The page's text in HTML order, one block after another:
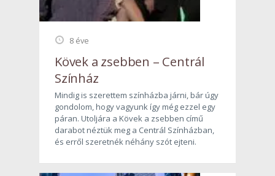
8 éve
Kövek a zsebben – Centrál
Színház
Mindig is szerettem színházba járni, bár úgy
gondolom, hogy vagyunk így még ezzel egy
páran. Utoljára a Kövek a zsebben című
darabot néztük meg a Centrál Színházban,
és erről szeretnék néhány szót ejteni.